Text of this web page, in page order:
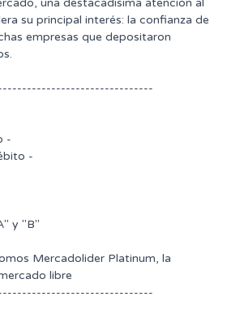
una destacadisima atención al
su principal interés: la confianza de
empresas que depositaron
-
-
y "B"
Mercadolider Platinum, la
libre